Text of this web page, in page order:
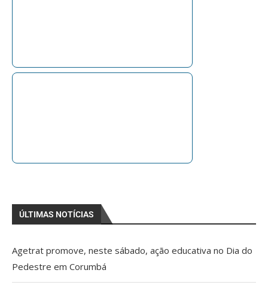
ÚLTIMAS NOTÍCIAS
Agetrat promove, neste sábado, ação educativa no Dia do
Pedestre em Corumbá